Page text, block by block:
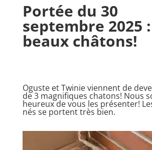
Portée du 30
septembre 2025
beaux châtons!
Oguste et Twinie viennent de
de 3 magnifiques chatons! Nous
heureux de vous les présenter!
nés se portent très bien.